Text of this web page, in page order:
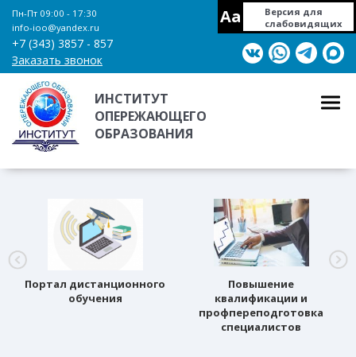
Пн-Пт 09:00 - 17:30
info-ioo@yandex.ru
+7 (343) 3857 - 857
Заказать звонок
Aa
Версия для
слабовидящих
ИНСТИТУТ
ОПЕРЕЖАЮЩЕГО
ОБРАЗОВАНИЯ
Портал дистанционного
обучения
Повышение
квалификации и
профпереподготовка
специалистов